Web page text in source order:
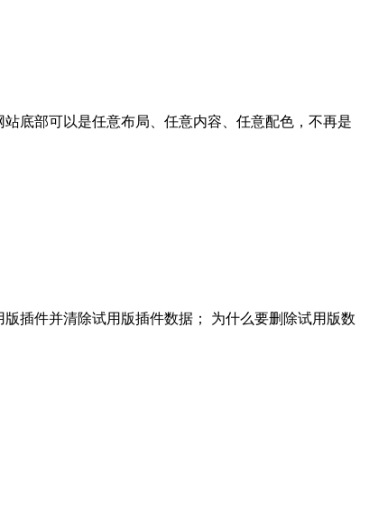
底部可以是任意布局、任意内容、任意配色，不再是
插件并清除试用版插件数据； 为什么要删除试用版数